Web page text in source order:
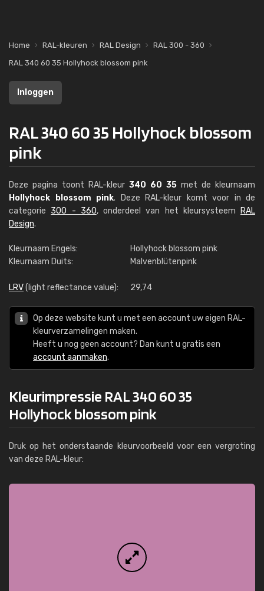
Home RAL-kleuren RAL Design
RAL 300 - 360
RAL 340 60 35 Hollyhock blossom pink
Inloggen
RAL 340 60 35 Hollyhock blossom
pink
Deze pagina toont RAL-kleur 340 60 35 met de kleurnaam
Hollyhock blossom pink. Deze RAL-kleur komt voor in de
categorie 300 - 360, onderdeel van het kleursysteem
RAL
Design.
Kleurnaam Engels:
Hollyhock blossom pink
Kleurnaam Duits:
Malvenblütenpink
LRV(light reflectance value): 29,74
Op deze website kunt u met een account uw eigen RAL-
kleurverzamelingen maken.
Heeft u nog geen account? Dan kunt u gratis een
account aanmaken.
Kleurimpressie RAL 340 60 35
Hollyhock blossom pink
Druk op het onderstaande kleurvoorbeeld voor een vergroting
van deze RAL-kleur: